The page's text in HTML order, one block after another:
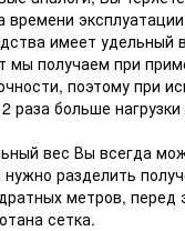
времени
имеет удельный
мы получаем при
поэтому при
раза больше
вес Вы всегда
разделить
метров, перед
сетка.